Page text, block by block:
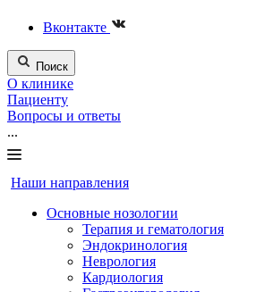
Вконтакте
Поиск
О клинике
Пациенту
Вопросы и ответы
...
Наши направления
Основные нозологии
Терапия и гематология
Эндокринология
Неврология
Кардиология